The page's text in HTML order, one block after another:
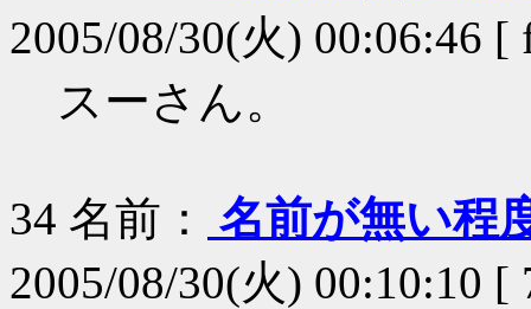
2005/08/30(火) 00:06:46 [
スーさん。
34 名前：
名前が無い程
2005/08/30(火) 00:10:10